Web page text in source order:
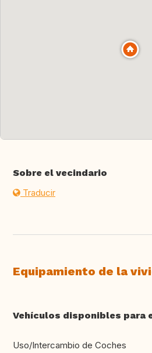
Sobre el vecindario
Traducir
Equipamiento de la
Vehículos disponibles para
Uso/Intercambio de Coches